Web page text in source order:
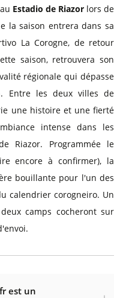
Estadio de Riazorlors de
la saison entrera dans sa
La Corogne, de retour
saison, retrouvera son
régionale qui dépasse
Entre les deux villes de
une histoire et une fierté
intense dans les
Riazor. Programmée le
encore à confirmer), la
bouillante pour l'un des
calendrier corogneiro. Un
camps cocheront sur
est un